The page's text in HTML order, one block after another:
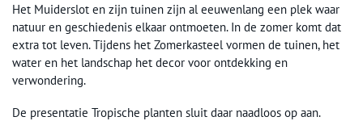
Het Muiderslot en zijn tuinen zijn al eeuwenlang een plek waar
natuur en geschiedenis elkaar ontmoeten. In de zomer komt dat
extra tot leven. Tijdens het Zomerkasteel vormen de tuinen, het
water en het landschap het decor voor ontdekking en
verwondering.
De presentatie Tropische planten sluit daar naadloos op aan.